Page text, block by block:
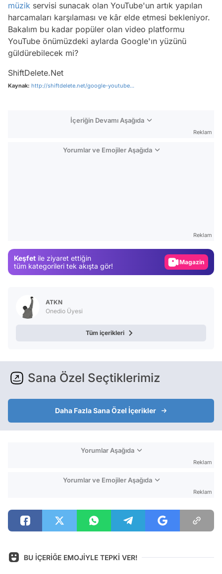
müzik servisi sunacak olan YouTube'un artık yapılan
harcamaları karşılaması ve kâr elde etmesi bekleniyor.
Bakalım bu kadar popüler olan video platformu
YouTube önümüzdeki aylarda Google'ın yüzünü
güldürebilecek mi?
ShiftDelete.Net
Kaynak: http://shiftdelete.net/google-youtube...
İçeriğin Devamı Aşağıda
Reklam
Yorumlar ve Emojiler Aşağıda
Reklam
Keşfet ile ziyaret ettiğin
tüm kategorileri tek akışta gör!
Magazin
ATKN
Onedio Üyesi
Tüm içerikleri
Sana Özel Seçtiklerimiz
Daha Fazla Sana Özel İçerikler
Yorumlar Aşağıda
Reklam
Yorumlar ve Emojiler Aşağıda
Reklam
BU İÇERİĞE EMOJİYLE TEPKİ VER!